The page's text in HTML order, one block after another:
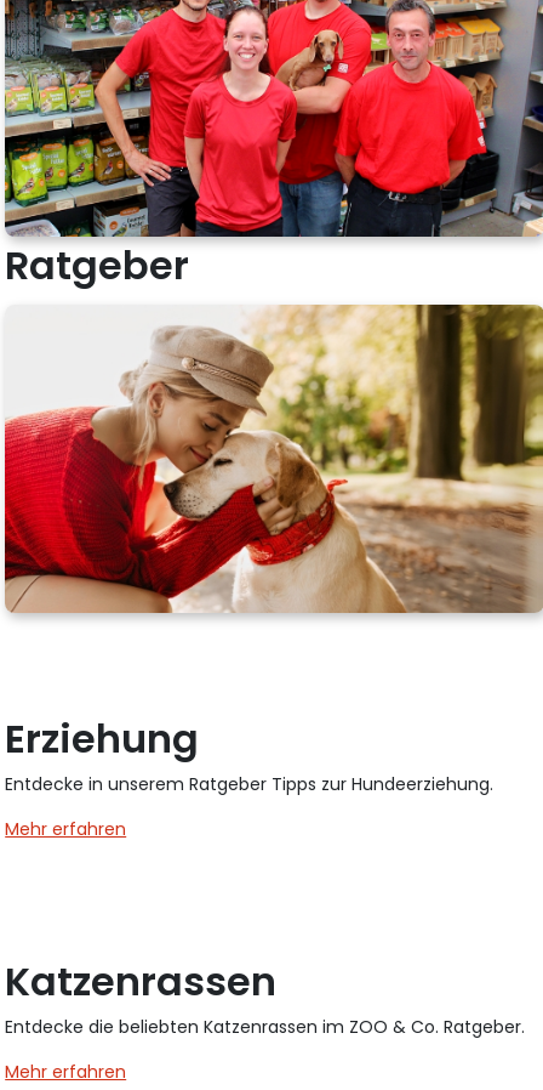
Ratgeber
Erziehung
Entdecke in unserem Ratgeber Tipps zur Hundeerziehung.
Mehr erfahren
Katzenrassen
Entdecke die beliebten Katzenrassen im ZOO & Co. Ratgeber.
Mehr erfahren